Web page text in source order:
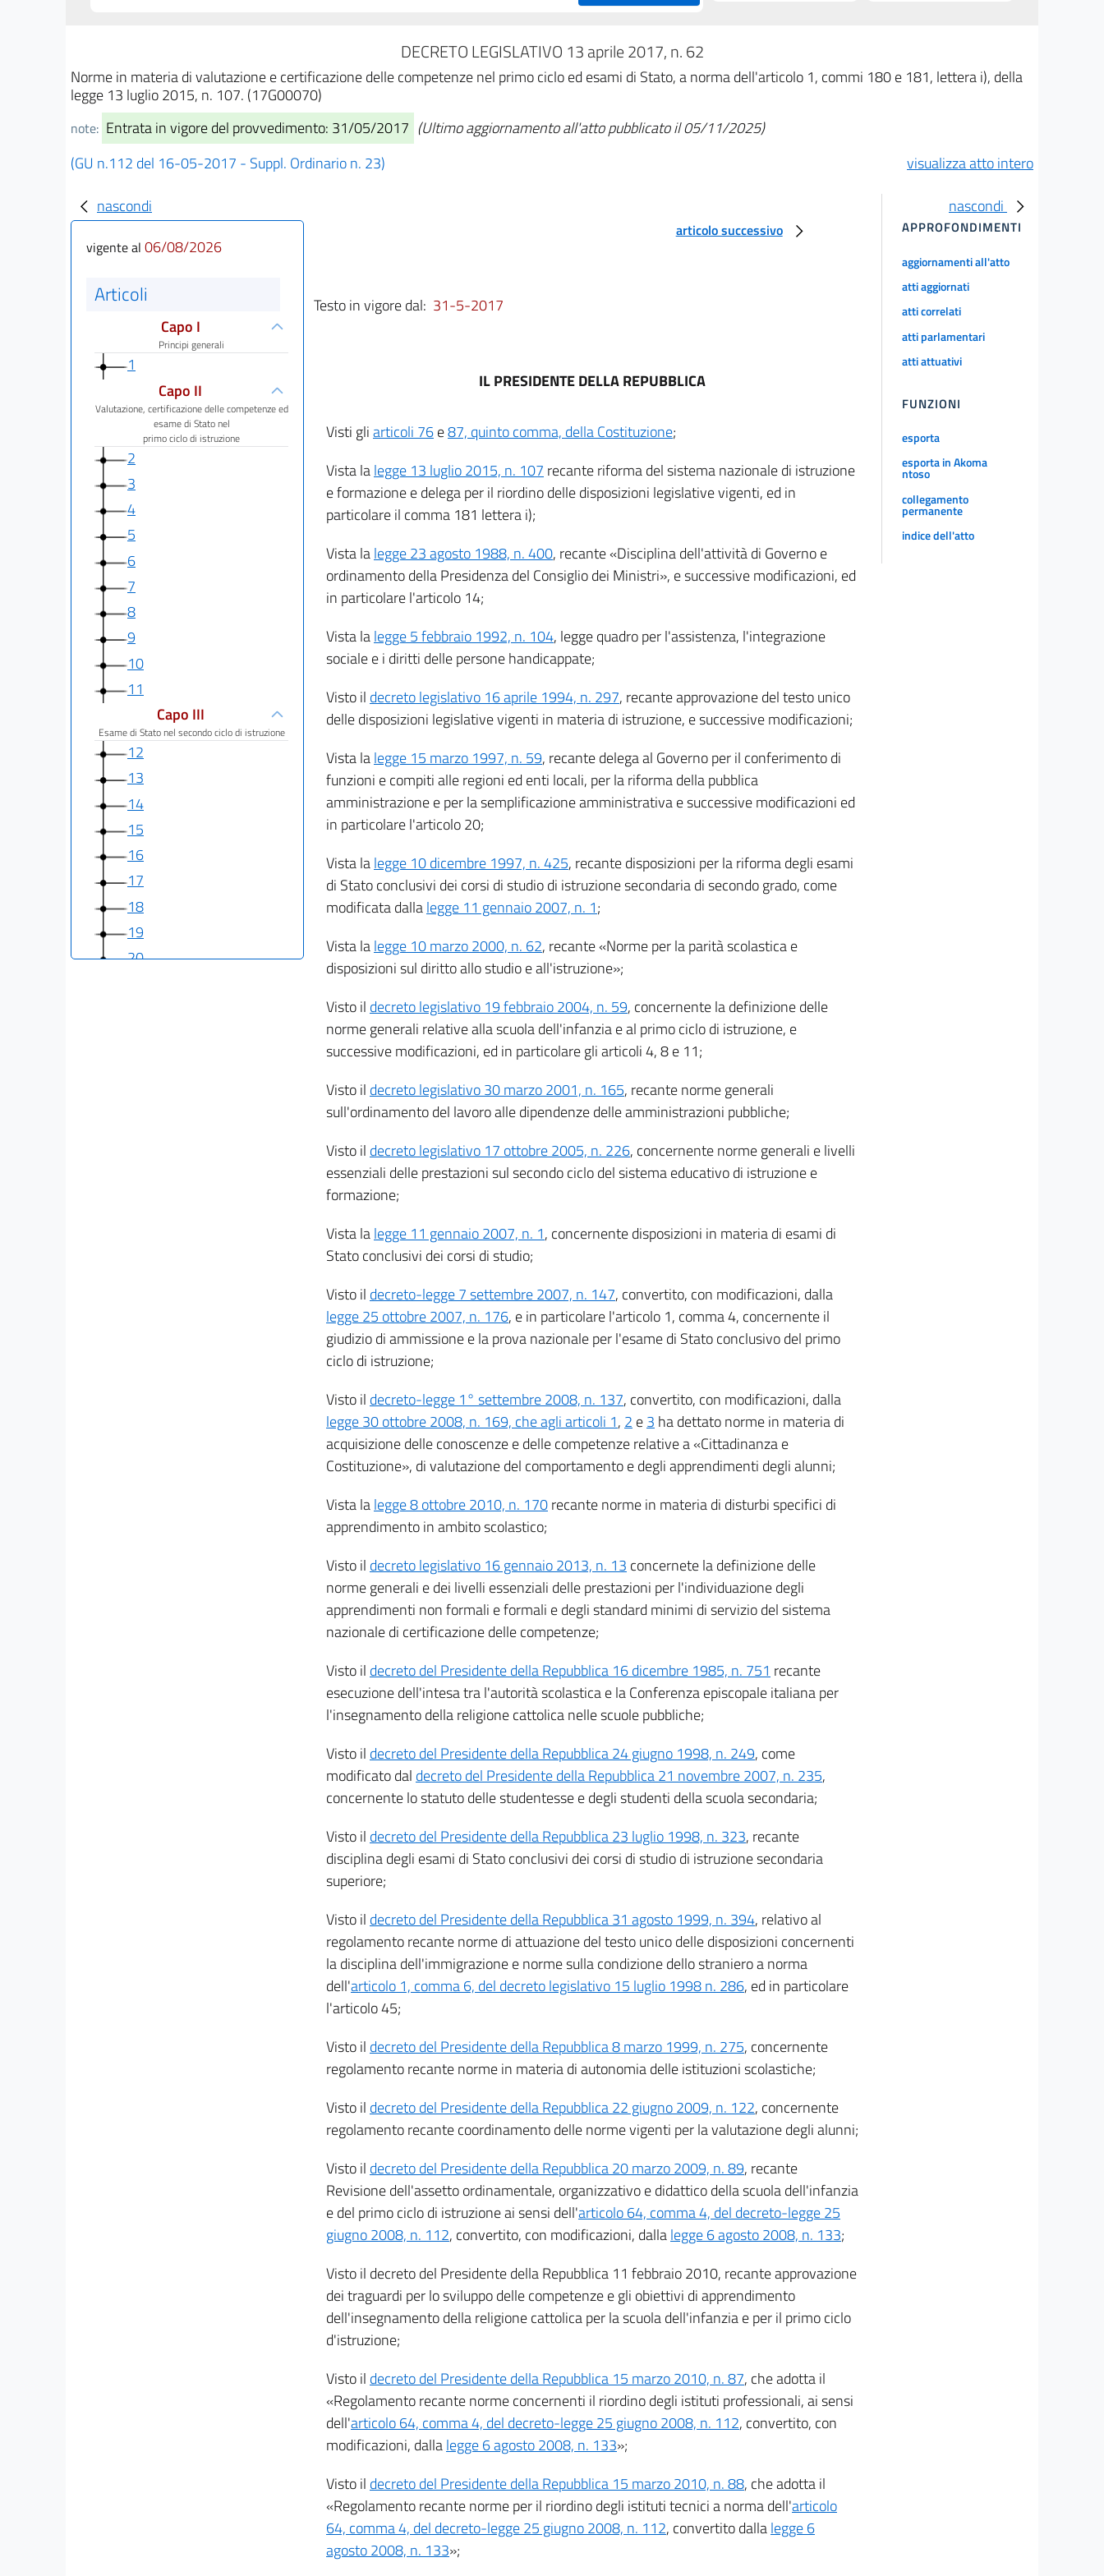
DECRETO LEGISLATIVO 13 aprile 2017, n. 62
Norme in materia di valutazione e certificazione delle competenze nel primo ciclo ed esami di Stato, a norma dell'articolo 1, commi 180 e 181, lettera i), della
legge 13 luglio 2015, n. 107. (17G00070)
note: Entrata in vigore del provvedimento: 31/05/2017 (Ultimo aggiornamento all'atto pubblicato il 05/11/2025)
(GU n.112 del 16-05-2017 - Suppl. Ordinario n. 23)
visualizza atto intero
nascondi
vigente al 06/08/2026
Articoli
Capo I
Principi generali
1
Capo II
Valutazione, certificazione delle competenze ed
esame di Stato nel
primo ciclo di istruzione
2
3
4
5
6
7
8
9
10
11
Capo III
Esame di Stato nel secondo ciclo di istruzione
12
13
14
15
16
17
18
19
20
articolo successivo
Testo in vigore dal: 31-5-2017
IL PRESIDENTE DELLA REPUBBLICA
Visti gliarticoli 76e87, quinto comma, della Costituzione;
Vista lalegge 13 luglio 2015, n. 107 recante riforma del sistema nazionale di istruzione
e formazione e delega per il riordino delle disposizioni legislative vigenti, ed in
particolare il comma 181 lettera i);
Vista lalegge 23 agosto 1988, n. 400, recante «Disciplina dell'attività di Governo e
ordinamento della Presidenza del Consiglio dei Ministri», e successive modificazioni, ed
in particolare l'articolo 14;
Vista lalegge 5 febbraio 1992, n. 104, legge quadro per l'assistenza, l'integrazione
sociale e i diritti delle persone handicappate;
Visto il decreto legislativo 16 aprile 1994, n. 297, recante approvazione del testo unico
delle disposizioni legislative vigenti in materia di istruzione, e successive modificazioni;
Vista lalegge 15 marzo 1997, n. 59, recante delega al Governo per il conferimento di
funzioni e compiti alle regioni ed enti locali, per la riforma della pubblica
amministrazione e per la semplificazione amministrativa e successive modificazioni ed
in particolare l'articolo 20;
Vista lalegge 10 dicembre 1997, n. 425, recante disposizioni per la riforma degli esami
di Stato conclusivi dei corsi di studio di istruzione secondaria di secondo grado, come
modificata dallalegge 11 gennaio 2007, n. 1;
Vista lalegge 10 marzo 2000, n. 62, recante «Norme per la parità scolastica e
disposizioni sul diritto allo studio e all'istruzione»;
Visto il decreto legislativo 19 febbraio 2004, n. 59, concernente la definizione delle
norme generali relative alla scuola dell'infanzia e al primo ciclo di istruzione, e
successive modificazioni, ed in particolare gli articoli 4, 8 e 11;
Visto il decreto legislativo 30 marzo 2001, n. 165, recante norme generali
sull'ordinamento del lavoro alle dipendenze delle amministrazioni pubbliche;
Visto il decreto legislativo 17 ottobre 2005, n. 226, concernente norme generali e livelli
essenziali delle prestazioni sul secondo ciclo del sistema educativo di istruzione e
formazione;
Vista lalegge 11 gennaio 2007, n. 1, concernente disposizioni in materia di esami di
Stato conclusivi dei corsi di studio;
Visto il decreto-legge 7 settembre 2007, n. 147, convertito, con modificazioni, dalla
legge 25 ottobre 2007, n. 176, e in particolare l'articolo 1, comma 4, concernente il
giudizio di ammissione e la prova nazionale per l'esame di Stato conclusivo del primo
ciclo di istruzione;
Visto il decreto-legge 1° settembre 2008, n. 137, convertito, con modificazioni, dalla
legge 30 ottobre 2008, n. 169, che agli articoli 1, 2 e3 ha dettato norme in materia di
acquisizione delle conoscenze e delle competenze relative a «Cittadinanza e
Costituzione», di valutazione del comportamento e degli apprendimenti degli alunni;
Vista lalegge 8 ottobre 2010, n. 170recante norme in materia di disturbi specifici di
apprendimento in ambito scolastico;
Visto il decreto legislativo 16 gennaio 2013, n. 13 concernete la definizione delle
norme generali e dei livelli essenziali delle prestazioni per l'individuazione degli
apprendimenti non formali e formali e degli standard minimi di servizio del sistema
nazionale di certificazione delle competenze;
Visto il decreto del Presidente della Repubblica 16 dicembre 1985, n. 751 recante
esecuzione dell'intesa tra l'autorità scolastica e la Conferenza episcopale italiana per
l'insegnamento della religione cattolica nelle scuole pubbliche;
Visto il decreto del Presidente della Repubblica 24 giugno 1998, n. 249, come
modificato dal decreto del Presidente della Repubblica 21 novembre 2007, n. 235,
concernente lo statuto delle studentesse e degli studenti della scuola secondaria;
Visto il decreto del Presidente della Repubblica 23 luglio 1998, n. 323, recante
disciplina degli esami di Stato conclusivi dei corsi di studio di istruzione secondaria
superiore;
Visto il decreto del Presidente della Repubblica 31 agosto 1999, n. 394, relativo al
regolamento recante norme di attuazione del testo unico delle disposizioni concernenti
la disciplina dell'immigrazione e norme sulla condizione dello straniero a norma
dell'articolo 1, comma 6, del decreto legislativo 15 luglio 1998 n. 286, ed in particolare
l'articolo 45;
Visto il decreto del Presidente della Repubblica 8 marzo 1999, n. 275, concernente
regolamento recante norme in materia di autonomia delle istituzioni scolastiche;
Visto il decreto del Presidente della Repubblica 22 giugno 2009, n. 122, concernente
regolamento recante coordinamento delle norme vigenti per la valutazione degli alunni;
Visto il decreto del Presidente della Repubblica 20 marzo 2009, n. 89, recante
Revisione dell'assetto ordinamentale, organizzativo e didattico della scuola dell'infanzia
e del primo ciclo di istruzione ai sensi dell'articolo 64, comma 4, del decreto-legge 25
giugno 2008, n. 112, convertito, con modificazioni, dallalegge 6 agosto 2008, n. 133;
Visto il decreto del Presidente della Repubblica 11 febbraio 2010, recante approvazione
dei traguardi per lo sviluppo delle competenze e gli obiettivi di apprendimento
dell'insegnamento della religione cattolica per la scuola dell'infanzia e per il primo ciclo
d'istruzione;
Visto il decreto del Presidente della Repubblica 15 marzo 2010, n. 87, che adotta il
«Regolamento recante norme concernenti il riordino degli istituti professionali, ai sensi
dell'articolo 64, comma 4, del decreto-legge 25 giugno 2008, n. 112, convertito, con
modificazioni, dallalegge 6 agosto 2008, n. 133»;
Visto il decreto del Presidente della Repubblica 15 marzo 2010, n. 88, che adotta il
«Regolamento recante norme per il riordino degli istituti tecnici a norma dell'articolo
64, comma 4, del decreto-legge 25 giugno 2008, n. 112, convertito dallalegge 6
agosto 2008, n. 133»;
nascondi
APPROFONDIMENTI
aggiornamenti all'atto
atti aggiornati
atti correlati
atti parlamentari
atti attuativi
FUNZIONI
esporta
esporta in Akoma
ntoso
collegamento
permanente
indice dell'atto